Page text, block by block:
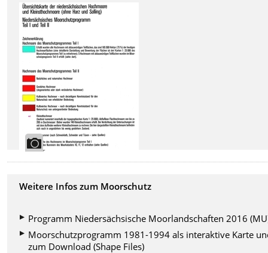
Weitere Infos zum Moorschutz
Programm Niedersächsische Moorlandschaften 2016
Moorschutzprogramm 1981-1994 als interaktive Karte
zum Download (Shape Files)